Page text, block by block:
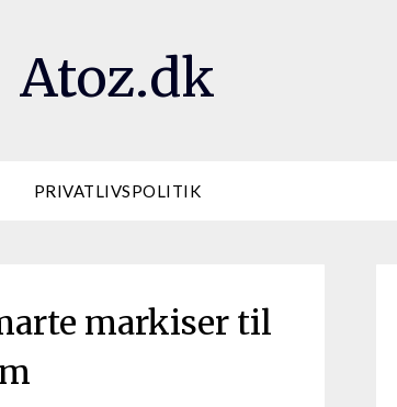
Atoz.dk
PRIVATLIVSPOLITIK
markiser til